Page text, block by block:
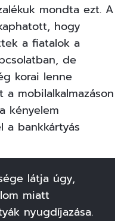
mondta ezt. A
hogy
a fiatalok a
de
korai lenne
mobilalkalmazáson
kényelem
a bankkártyás
látja úgy,
miatt
nyugdíjazása.